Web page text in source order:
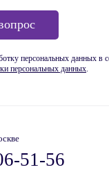
персональных данных в
персональных данных
51-56